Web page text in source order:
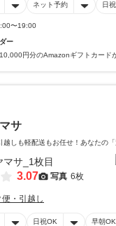
ネット予約 日
〜19:00
ー
円分のAmazonギフトカード
サ
越しも軽配送もお任せ！あなたの
3.07 写真 6枚
・引越し
日祝OK 早朝OK